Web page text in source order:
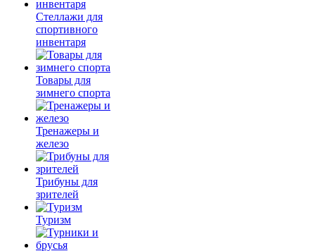
Стеллажи для
спортивного
инвентаря
Товары для
зимнего спорта
Тренажеры и
железо
Трибуны для
зрителей
Туризм